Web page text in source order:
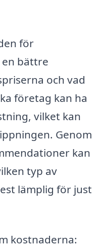
för
bättre
och vad
företag kan ha
vilket kan
Genom
kan
typ av
lämplig för just
kostnaderna: